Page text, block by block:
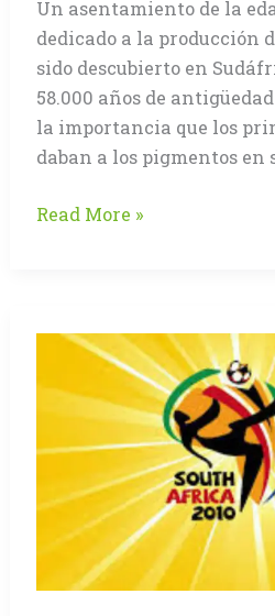
Un asentamiento de la
dedicado a la producción
sido descubierto en
58.000 años de
la importancia que los
daban a los pigmentos en
Descubren
de
Edad
Piedra
Read More »